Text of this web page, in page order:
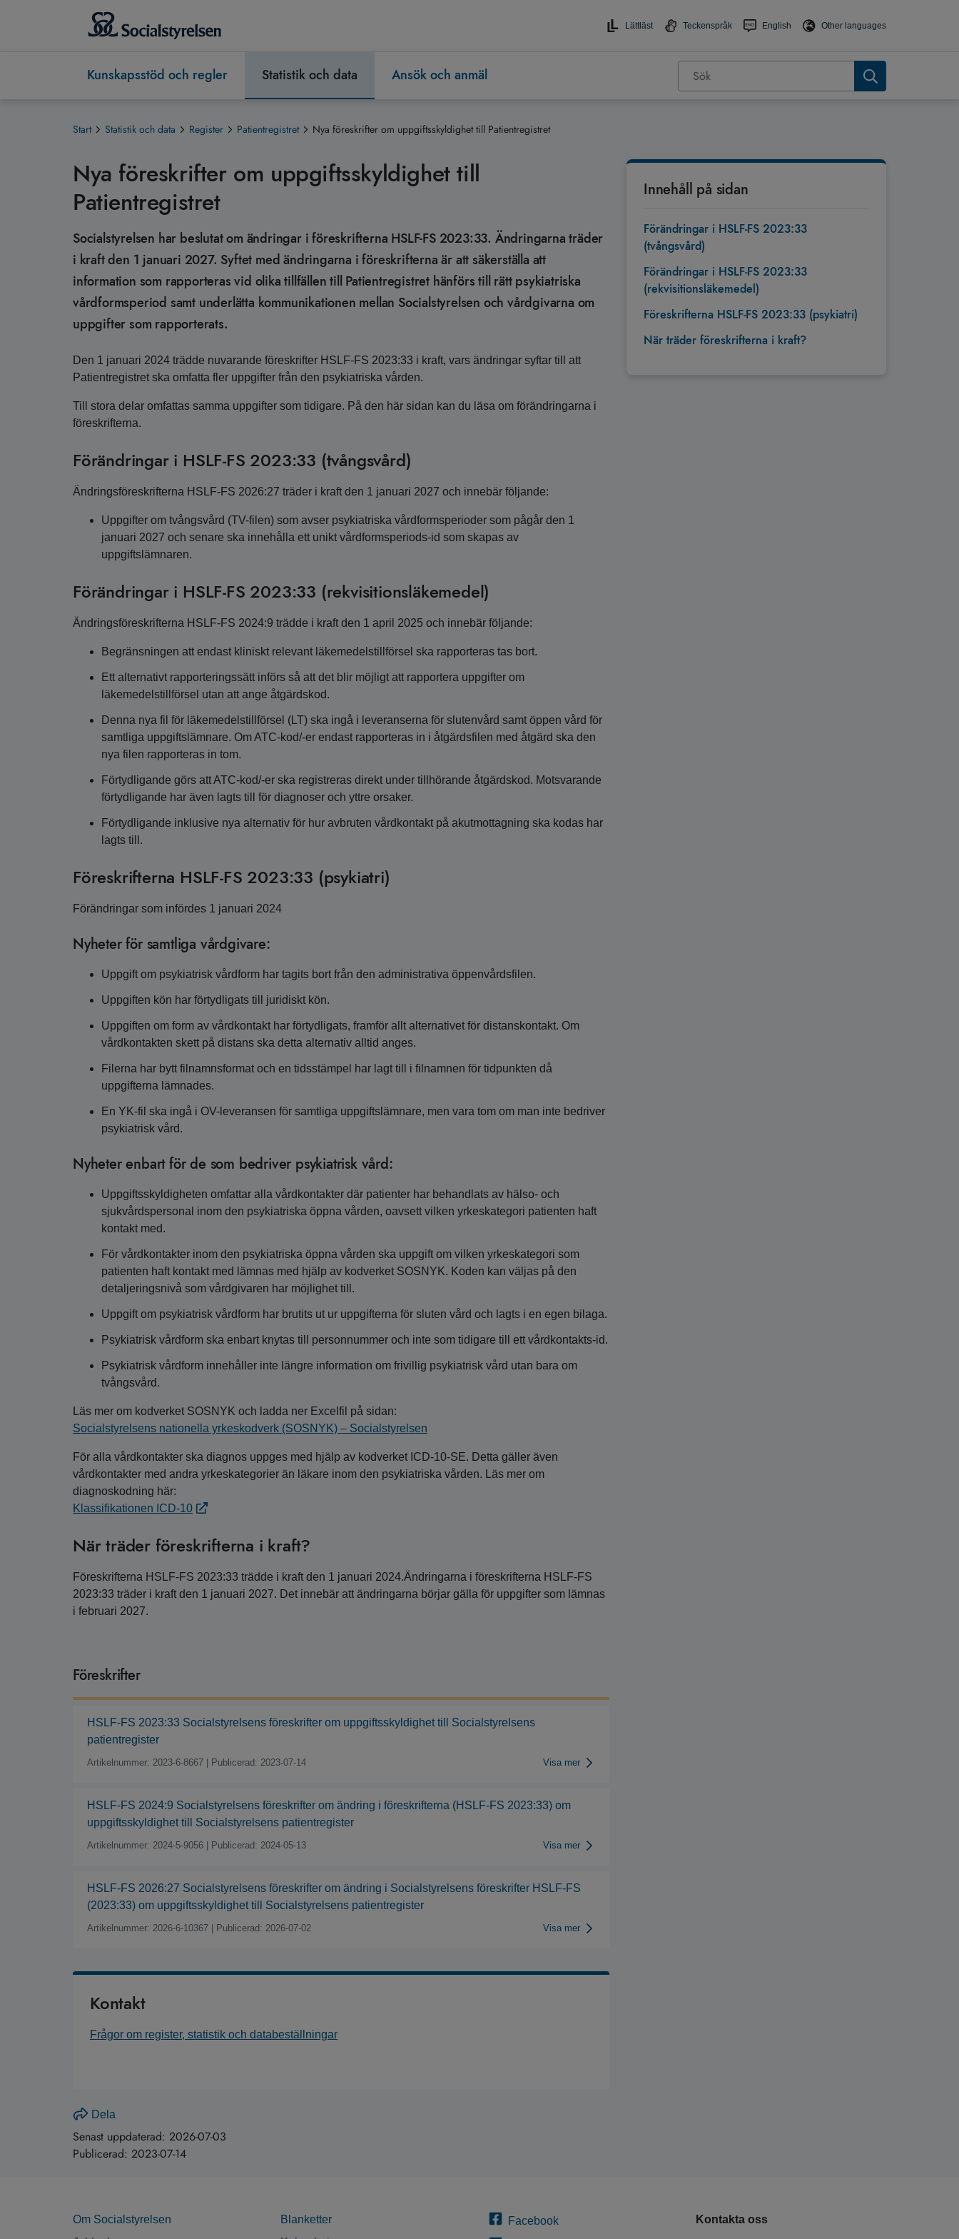
Lättläst Teckenspråk English Other languages
Kunskapsstöd och regler Statistik och data Ansök och anmäl
Start Statistik och data Register Patientregistret Nya föreskrifter om uppgiftsskyldighet till Patientregistret
Innehåll på sidan
Förändringar i HSLF-FS 2023:33
(tvångsvård)
Förändringar i HSLF-FS 2023:33
(rekvisitionsläkemedel)
Föreskrifterna HSLF-FS 2023:33 (psykiatri)
När träder föreskrifterna i kraft?
Nya föreskrifter om uppgiftsskyldighet till
Patientregistret
Socialstyrelsen har beslutat om ändringar i föreskrifterna HSLF-FS 2023:33. Ändringarna träder
i kraft den 1 januari 2027. Syftet med ändringarna i föreskrifterna är att säkerställa att
information som rapporteras vid olika tillfällen till Patientregistret hänförs till rätt psykiatriska
vårdformsperiod samt underlätta kommunikationen mellan Socialstyrelsen och vårdgivarna om
uppgifter som rapporterats.
Den 1 januari 2024 trädde nuvarande föreskrifter HSLF-FS 2023:33 i kraft, vars ändringar syftar till att
Patientregistret ska omfatta fler uppgifter från den psykiatriska vården.
Till stora delar omfattas samma uppgifter som tidigare. På den här sidan kan du läsa om förändringarna i
föreskrifterna.
Förändringar i HSLF-FS 2023:33 (tvångsvård)
Ändringsföreskrifterna HSLF-FS 2026:27 träder i kraft den 1 januari 2027 och innebär följande:
Uppgifter om tvångsvård (TV-filen) som avser psykiatriska vårdformsperioder som pågår den 1
januari 2027 och senare ska innehålla ett unikt vårdformsperiods-id som skapas av
uppgiftslämnaren.
Förändringar i HSLF-FS 2023:33 (rekvisitionsläkemedel)
Ändringsföreskrifterna HSLF-FS 2024:9 trädde i kraft den 1 april 2025 och innebär följande:
Begränsningen att endast kliniskt relevant läkemedelstillförsel ska rapporteras tas bort.
Ett alternativt rapporteringssätt införs så att det blir möjligt att rapportera uppgifter om
läkemedelstillförsel utan att ange åtgärdskod.
Denna nya fil för läkemedelstillförsel (LT) ska ingå i leveranserna för slutenvård samt öppen vård för
samtliga uppgiftslämnare. Om ATC-kod/-er endast rapporteras in i åtgärdsfilen med åtgärd ska den
nya filen rapporteras in tom.
Förtydligande görs att ATC-kod/-er ska registreras direkt under tillhörande åtgärdskod. Motsvarande
förtydligande har även lagts till för diagnoser och yttre orsaker.
Förtydligande inklusive nya alternativ för hur avbruten vårdkontakt på akutmottagning ska kodas har
lagts till.
Föreskrifterna HSLF-FS 2023:33 (psykiatri)
Förändringar som infördes 1 januari 2024
Nyheter för samtliga vårdgivare:
Uppgift om psykiatrisk vårdform har tagits bort från den administrativa öppenvårdsfilen.
Uppgiften kön har förtydligats till juridiskt kön.
Uppgiften om form av vårdkontakt har förtydligats, framför allt alternativet för distanskontakt. Om
vårdkontakten skett på distans ska detta alternativ alltid anges.
Filerna har bytt filnamnsformat och en tidsstämpel har lagt till i filnamnen för tidpunkten då
uppgifterna lämnades.
En YK-fil ska ingå i OV-leveransen för samtliga uppgiftslämnare, men vara tom om man inte bedriver
psykiatrisk vård.
Nyheter enbart för de som bedriver psykiatrisk vård:
Uppgiftsskyldigheten omfattar alla vårdkontakter där patienter har behandlats av hälso- och
sjukvårdspersonal inom den psykiatriska öppna vården, oavsett vilken yrkeskategori patienten haft
kontakt med.
För vårdkontakter inom den psykiatriska öppna vården ska uppgift om vilken yrkeskategori som
patienten haft kontakt med lämnas med hjälp av kodverket SOSNYK. Koden kan väljas på den
detaljeringsnivå som vårdgivaren har möjlighet till.
Uppgift om psykiatrisk vårdform har brutits ut ur uppgifterna för sluten vård och lagts i en egen bilaga.
Psykiatrisk vårdform ska enbart knytas till personnummer och inte som tidigare till ett vårdkontakts-id.
Psykiatrisk vårdform innehåller inte längre information om frivillig psykiatrisk vård utan bara om
tvångsvård.
Läs mer om kodverket SOSNYK och ladda ner Excelfil på sidan:
Socialstyrelsens nationella yrkeskodverk (SOSNYK) – Socialstyrelsen
För alla vårdkontakter ska diagnos uppges med hjälp av kodverket ICD-10-SE. Detta gäller även
vårdkontakter med andra yrkeskategorier än läkare inom den psykiatriska vården. Läs mer om
diagnoskodning här:
Klassifikationen ICD-10
När träder föreskrifterna i kraft?
Föreskrifterna HSLF-FS 2023:33 trädde i kraft den 1 januari 2024.Ändringarna i föreskrifterna HSLF-FS
2023:33 träder i kraft den 1 januari 2027. Det innebär att ändringarna börjar gälla för uppgifter som lämnas
i februari 2027.
Föreskrifter
HSLF-FS 2023:33 Socialstyrelsens föreskrifter om uppgiftsskyldighet till Socialstyrelsens
patientregister
Artikelnummer: 2023-6-8667 Publicerad: 2023-07-14 Visa mer
HSLF-FS 2024:9 Socialstyrelsens föreskrifter om ändring i föreskrifterna (HSLF-FS 2023:33) om
uppgiftsskyldighet till Socialstyrelsens patientregister
Artikelnummer: 2024-5-9056 Publicerad: 2024-05-13 Visa mer
HSLF-FS 2026:27 Socialstyrelsens föreskrifter om ändring i Socialstyrelsens föreskrifter HSLF-FS
(2023:33) om uppgiftsskyldighet till Socialstyrelsens patientregister
Artikelnummer: 2026-6-10367 Publicerad: 2026-07-02 Visa mer
Kontakt
Frågor om register, statistik och databeställningar
Dela
Senast uppdaterad: 2026-07-03
Publicerad: 2023-07-14
Om Socialstyrelsen
Blanketter
Facebook Kontakta oss